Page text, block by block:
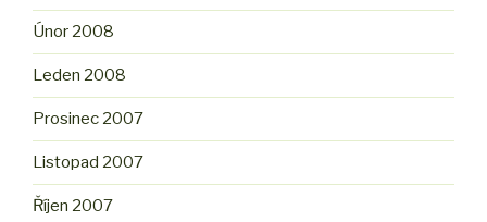
Únor 2008
Leden 2008
Prosinec 2007
Listopad 2007
Říjen 2007